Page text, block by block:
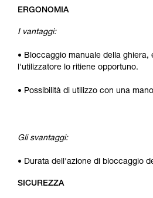
ERGONOMIA
I vantaggi:
• Bloccaggio manuale della ghiera,
l'utilizzatore lo ritiene opportuno.
• Possibilità di utilizzo con una
Gli svantaggi:
• Durata dell'azione di bloccaggio
SICUREZZA